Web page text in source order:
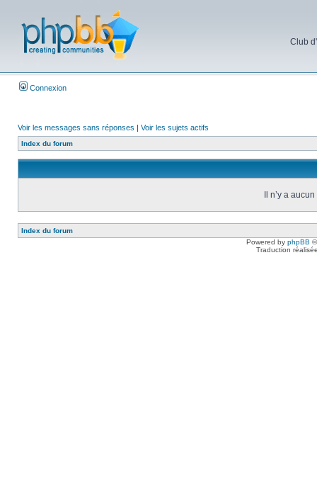
Club
Connexion
Voir les messages sans réponses | Voir les sujets actifs
Index du forum
Il n’y a
Index du forum
Powered by phpBB
Traduction